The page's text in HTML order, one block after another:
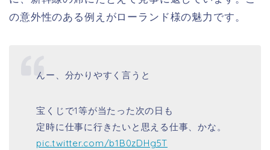
の意外性のある例えがローランド様の魅力です。
んー、分かりやすく言うと
宝くじで1等が当たった次の日も
定時に仕事に行きたいと思える仕事、かな。
pic.twitter.com/b1B0zDHg5T